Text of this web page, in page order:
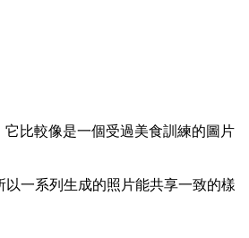
比較像是一個受過美食訓練的圖片
一系列生成的照片能共享一致的樣